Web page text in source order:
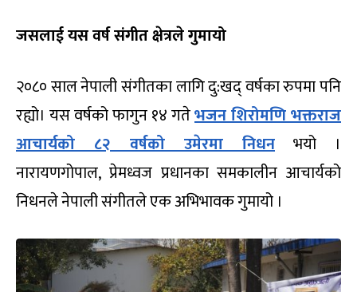
जसलाई यस वर्ष संगीत क्षेत्रले गुमायो
२०८० साल नेपाली संगीतका लागि दु:खद् वर्षका रुपमा पनि
रह्यो। यस वर्षको फागुन १४ गतेभजन शिरोमणि भक्तराज
आचार्यको ८२ वर्षको उमेरमा निधन भयो ।
नारायणगोपाल, प्रेमध्वज प्रधानका समकालीन आचार्यको
निधनले नेपाली संगीतले एक अभिभावक गुमायो ।